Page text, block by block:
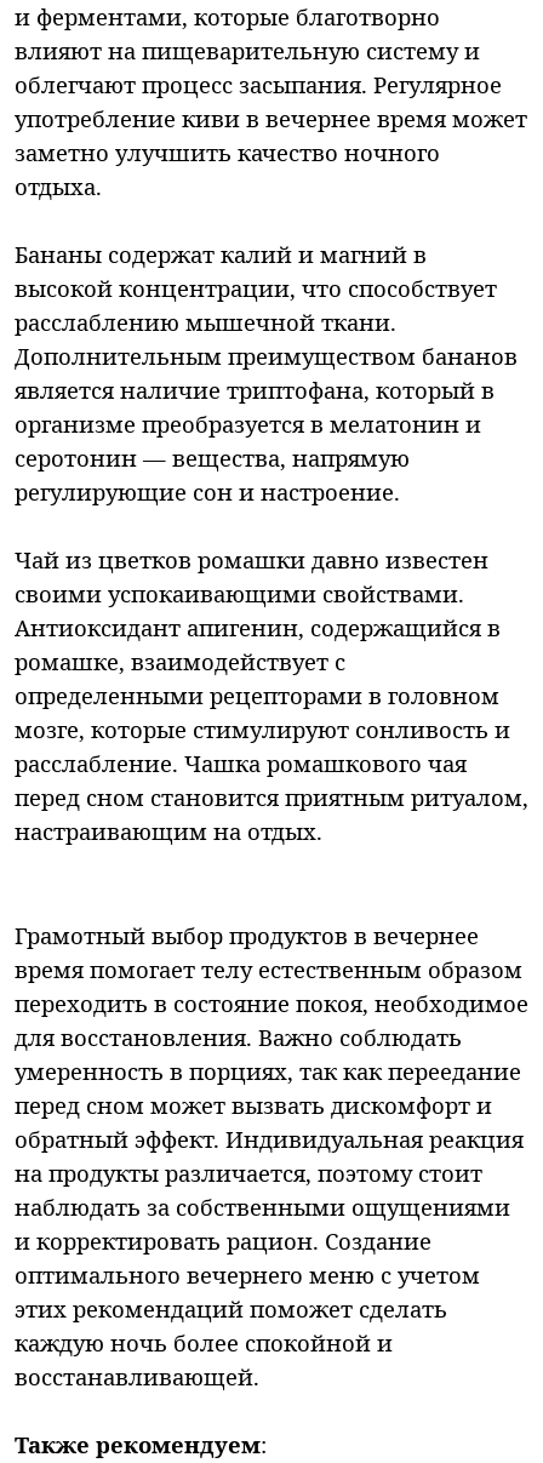
и ферментами, которые благотворно
влияют на пищеварительную систему и
облегчают процесс засыпания. Регулярное
употребление киви в вечернее время может
заметно улучшить качество ночного
отдыха.
Бананы содержат калий и магний в
высокой концентрации, что способствует
расслаблению мышечной ткани.
Дополнительным преимуществом бананов
является наличие триптофана, который в
организме преобразуется в мелатонин и
серотонин — вещества, напрямую
регулирующие сон и настроение.
Чай из цветков ромашки давно известен
своими успокаивающими свойствами.
Антиоксидант апигенин, содержащийся в
ромашке, взаимодействует с
определенными рецепторами в головном
мозге, которые стимулируют сонливость и
расслабление. Чашка ромашкового чая
перед сном становится приятным ритуалом,
настраивающим на отдых.
Грамотный выбор продуктов в вечернее
время помогает телу естественным образом
переходить в состояние покоя, необходимое
для восстановления. Важно соблюдать
умеренность в порциях, так как переедание
перед сном может вызвать дискомфорт и
обратный эффект. Индивидуальная реакция
на продукты различается, поэтому стоит
наблюдать за собственными ощущениями
и корректировать рацион. Создание
оптимального вечернего меню с учетом
этих рекомендаций поможет сделать
каждую ночь более спокойной и
восстанавливающей.
Также рекомендуем: